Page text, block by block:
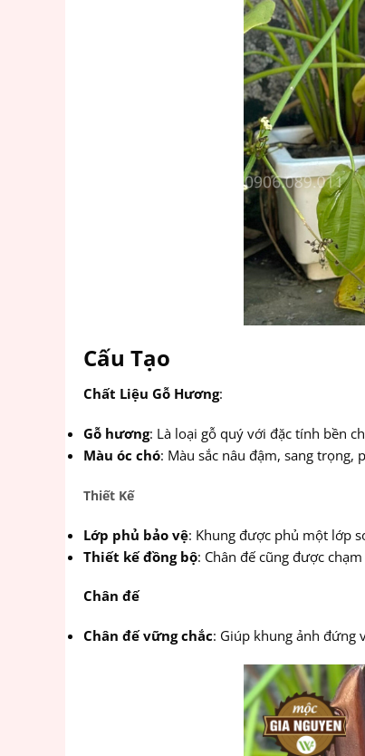
Cấu Tạo
Chất Liệu Gỗ Hương:
Gỗ hương: Là loại gỗ quý với đặc tính bền
Màu óc chó: Màu sắc nâu đậm, sang
Thiết Kế
Lớp phủ bảo vệ: Khung được phủ một lớp
Thiết kế đồng bộ: Chân đế cũng được
Chân đế
Chân đế vững chắc: Giúp khung ảnh đứng